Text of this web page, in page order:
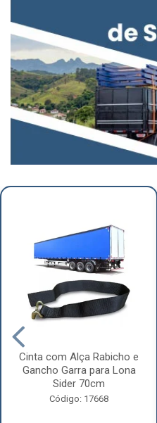
Cinta com Alça Rabicho e
Gancho Garra para Lona
Sider 70cm
Código: 17668